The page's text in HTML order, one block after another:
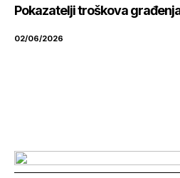
Pokazatelji troškova
02/06/2026